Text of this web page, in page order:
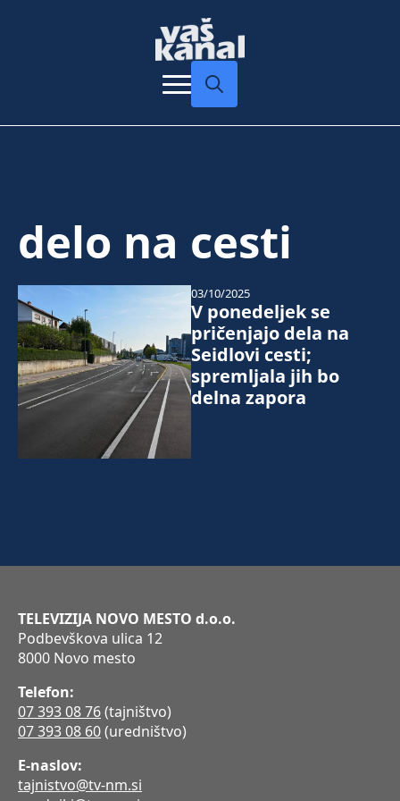
delo na cesti
V ponedeljek se
pričenjajo dela na
Seidlovi cesti;
spremljala jih bo
delna zapora
03/10/2025
TELEVIZIJA NOVO MESTO d.o.o.
Podbevškova ulica 12
8000 Novo mesto
Telefon:
07 393 08 76(tajništvo)
07 393 08 60(uredništvo)
E-naslov:
tajnistvo@tv-nm.si